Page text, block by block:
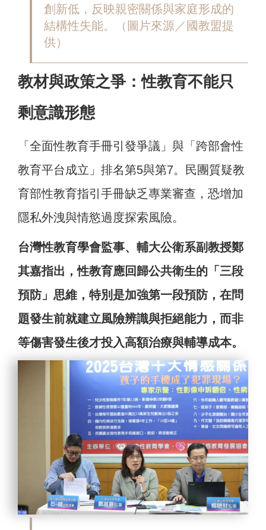
創新低，反映親密關係與家庭形成的
結構性失能。（圖片來源／國教盟提
供）
教材與政策之爭：性教育不能只
剩意識形態
「全面性教育手冊引發爭議」與「跨部會性
教育平台成立」排名第5與第7。民團質疑教
育部性教育指引手冊缺乏專業審查，恐增加
隱私外洩與情慾過度探索風險。
台灣性教育學會監事、輔大公衛系副教授鄭
其嘉指出，性教育應回歸公共衛生的「三段
預防」思維，特別是加強第一段預防，在問
題發生前就建立風險辨識與拒絕能力，而非
等傷害發生後才投入高額治療與輔導成本。